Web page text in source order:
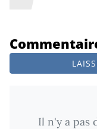
Il n'y a pas